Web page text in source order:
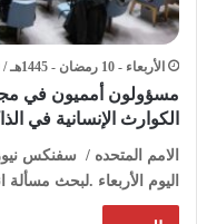
الأربعاء - 10 رمضان - 1445هـ / 20 مارس - 2024م / 4:43 مساءً
مسؤولون أمميون في
الكوارث الإنسانية في
الامم المتحده / سفنكس
اليوم الأربعاء .لبحث